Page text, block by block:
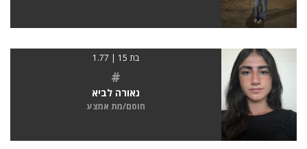
בת 15 | 1.77
#
נאורה לביא
חוסם/מת אמצע